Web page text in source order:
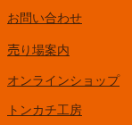
お問い合わせ
売り場案内
オンラインショップ
トンカチ工房